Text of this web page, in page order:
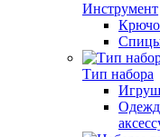
Инструмент
Тип набора